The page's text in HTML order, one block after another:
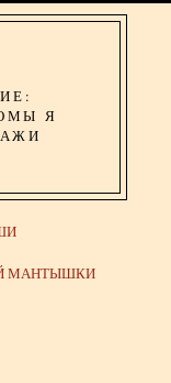
Я
МАНТЫШКИ